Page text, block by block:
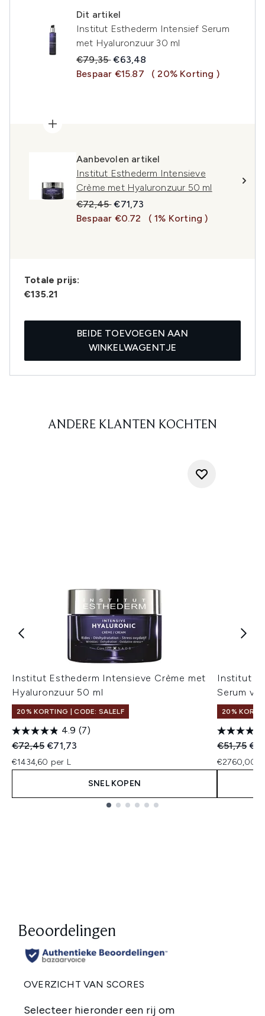
Dit artikel
Institut Esthederm Intensief Serum
met Hyaluronzuur 30 ml
Recommended Retail Price:
€79,35Huidige prijs:
€63,48
Bespaar €15.87
( 20% Korting )
Aanbevolen artikel
Institut Esthederm Intensieve
Crème met Hyaluronzuur 50 ml
Recommended Retail Price:
€72,45Huidige prijs:
€71,73
Bespaar €0.72
( 1% Korting )
Totale prijs:
€135.21
BEIDE TOEVOEGEN AAN
WINKELWAGENTJE
ANDERE KLANTEN KOCHTEN
Institut Esthederm Intensieve Crème met
Hyaluronzuur 50 ml
20% KORTING | CODE: SALELF
4.9 (7)
Recommended Retail Price:
€72,45Huidige prijs:
€71,73
€1434,60 per L
SNEL KOPEN
Institut
Serum
20%
€51,75
€2760,00